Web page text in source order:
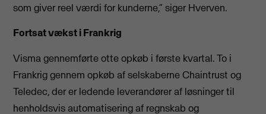
som giver reel værdi for kunderne,” siger Hverven.
Fortsat vækst i Frankrig
Visma gennemførte otte opkøb i første kvartal. To i
Frankrig gennem opkøb af selskaberne Chaintrust og
Teledec, der er ledende leverandører af løsninger til
henholdsvis automatisering af regnskab og